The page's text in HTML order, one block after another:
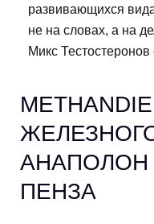
развивающихся
не на словах, а на
Микс
АНАПОЛОН
ПЕНЗА